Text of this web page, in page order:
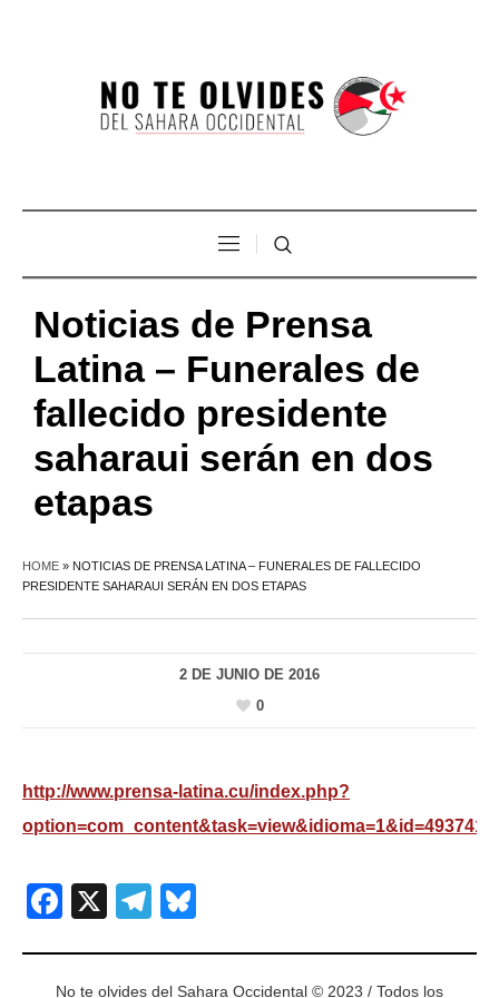
Noticias de Prensa
Latina – Funerales de
fallecido presidente
saharaui serán en dos
etapas
HOME » NOTICIAS DE PRENSA LATINA – FUNERALES DE FALLECIDO
PRESIDENTE SAHARAUI SERÁN EN DOS ETAPAS
2 DE JUNIO DE 2016
0
http://www.prensa-latina.cu/index.php?
Facebook
X Telegram
No te olvides del Sahara Occidental © 2023 / Todos los